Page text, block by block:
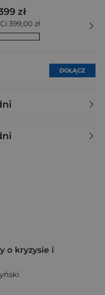
zł
399,00 zł
DOŁĄCZ
o kryzysie i